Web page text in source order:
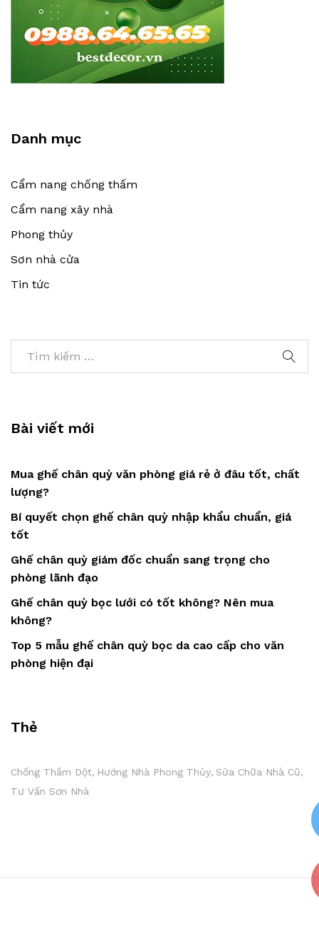
Danh mục
Cẩm nang chống thấm
Cẩm nang xây nhà
Phong thủy
Sơn nhà cửa
Tin tức
Bài viết mới
Mua ghế chân quỳ văn phòng giá rẻ ở đâu tốt, chất
lượng?
Bí quyết chọn ghế chân quỳ nhập khẩu chuẩn, giá
tốt
Ghế chân quỳ giám đốc chuẩn sang trọng cho
phòng lãnh đạo
Ghế chân quỳ bọc lưới có tốt không? Nên mua
không?
Top 5 mẫu ghế chân quỳ bọc da cao cấp cho văn
phòng hiện đại
Thẻ
Chống Thấm Dột Hướng Nhà Phong Thủy Sửa Chữa Nhà Cũ
Tư Vấn Sơn Nhà